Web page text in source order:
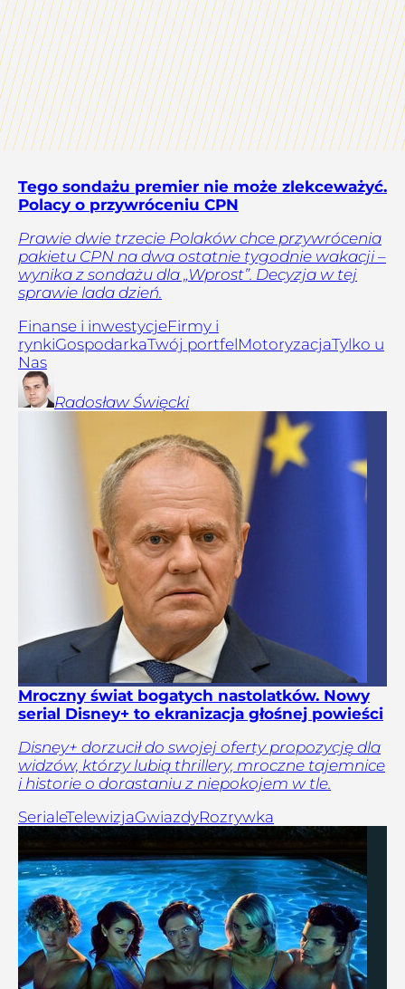
Tego sondażu premier nie może zlekceważyć.
Polacy o przywróceniu CPN
Prawie dwie trzecie Polaków chce przywrócenia
pakietu CPN na dwa ostatnie tygodnie wakacji –
wynika z sondażu dla „Wprost”. Decyzja w tej
sprawie lada dzień.
Finanse i inwestycjeFirmy i
rynkiGospodarkaTwój portfelMotoryzacjaTylko u
Nas
Radosław Święcki
Mroczny świat bogatych nastolatków. Nowy
serial Disney+ to ekranizacja głośnej powieści
Disney+ dorzucił do swojej oferty propozycję dla
widzów, którzy lubią thrillery, mroczne tajemnice
i historie o dorastaniu z niepokojem w tle.
SerialeTelewizjaGwiazdyRozrywka